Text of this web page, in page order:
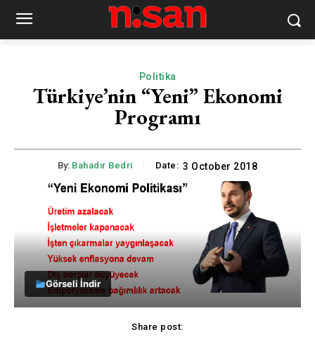
Politika
Türkiye’nin “Yeni” Ekonomi
Programı
By: Bahadır Bedri Date: 3 October 2018
Görseli İndir
Share post: